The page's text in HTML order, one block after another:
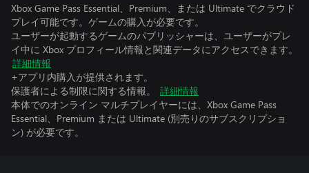
Xbox Game Pass Essential、Premium、または Ultimate でクラウド
プレイ可能です。ゲームの購入が必要です。
ユーザーが起動するゲームのパブリッシャーは、ユーザーがプレ
イ中に Xbox プロフィール情報と関連データにアクセスできます。
詳細情報
+アプリ内購入が提供されます。
保護者による制限に関する情報。
詳細情報
本体でのオンライン マルチプレイヤーには、Xbox Game Pass
Essential、Premium または Ultimate (別売りのサブスクリプショ
ン) が必要です。